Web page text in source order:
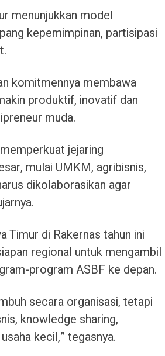
menunjukkan model
kepemimpinan, partisipasi
komitmennya membawa
produktif, inovatif dan
muda.
jejaring
mulai UMKM, agribisnis,
dikolaborasikan agar
Timur di Rakernas tahun ini
regional untuk mengambil
program ASBF ke depan.
secara organisasi, tetapi
knowledge sharing,
kecil,” tegasnya.